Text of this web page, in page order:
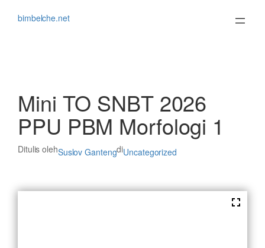
bimbelche.net
Mini TO SNBT 2026
PPU PBM Morfologi 1
Ditulis olehSuslov GantengdiUncategorized